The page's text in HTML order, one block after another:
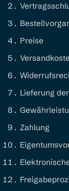
Preise
Lieferung
Zahlung